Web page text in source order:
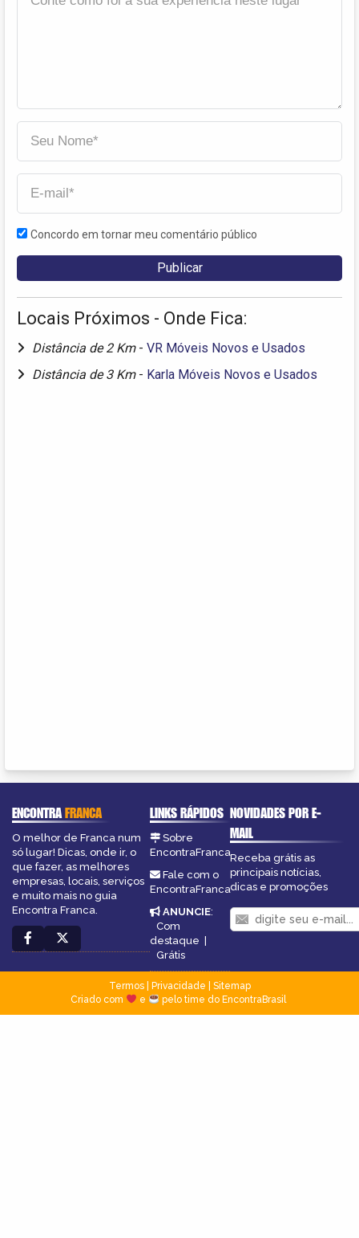
Concordo em tornar meu comentário público
Locais Próximos - Onde Fica:
Distância de 2 Km - VR Móveis Novos e Usados
Distância de 3 Km - Karla Móveis Novos e Usados
ENCONTRAFRANCA
O melhor de Franca num
só lugar! Dicas, onde ir, o
que fazer, as melhores
empresas, locais, serviços
e muito mais no guia
Encontra Franca.
LINKS RÁPIDOS
Sobre
EncontraFranca
Fale com o
EncontraFranca
ANUNCIE:
Com
destaque |
Grátis
NOVIDADES POR E-
MAIL
Receba grátis as
principais notícias,
dicas e promoções
Termos| Privacidade
Sitemap
Criado com
e pelo time do EncontraBrasil